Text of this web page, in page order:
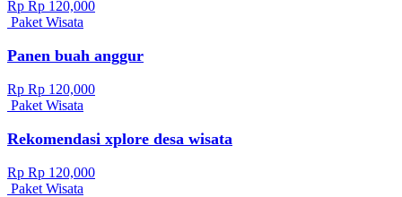
Rp Rp 120,000
Paket Wisata
Panen buah anggur
Rp Rp 120,000
Paket Wisata
Rekomendasi xplore desa wisata
Rp Rp 120,000
Paket Wisata